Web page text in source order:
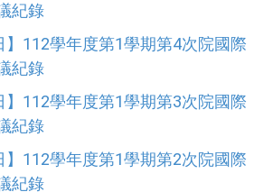
紀錄
】112學年度第1學期第4次院國際
紀錄
】112學年度第1學期第3次院國際
紀錄
】112學年度第1學期第2次院國際
紀錄